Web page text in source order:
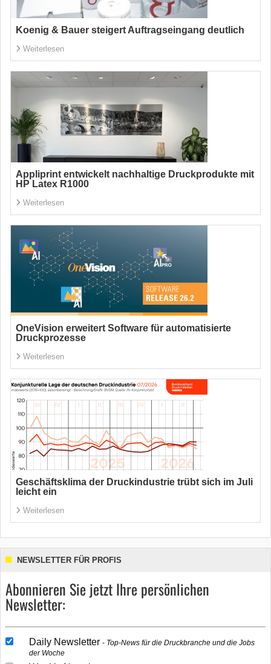
Koenig & Bauer steigert Auftragseingang deutlich
Weiterlesen
Appliprint entwickelt nachhaltige Druckprodukte mit
HP Latex R1000
Weiterlesen
OneVision erweitert Software für automatisierte
Druckprozesse
Weiterlesen
Geschäftsklima der Druckindustrie trübt sich im Juli
leicht ein
Weiterlesen
NEWSLETTER FÜR PROFIS
Abonnieren Sie jetzt Ihre persönlichen
Newsletter:
Daily Newsletter
Top-News für die Druckbranche und die Jobs
der Woche